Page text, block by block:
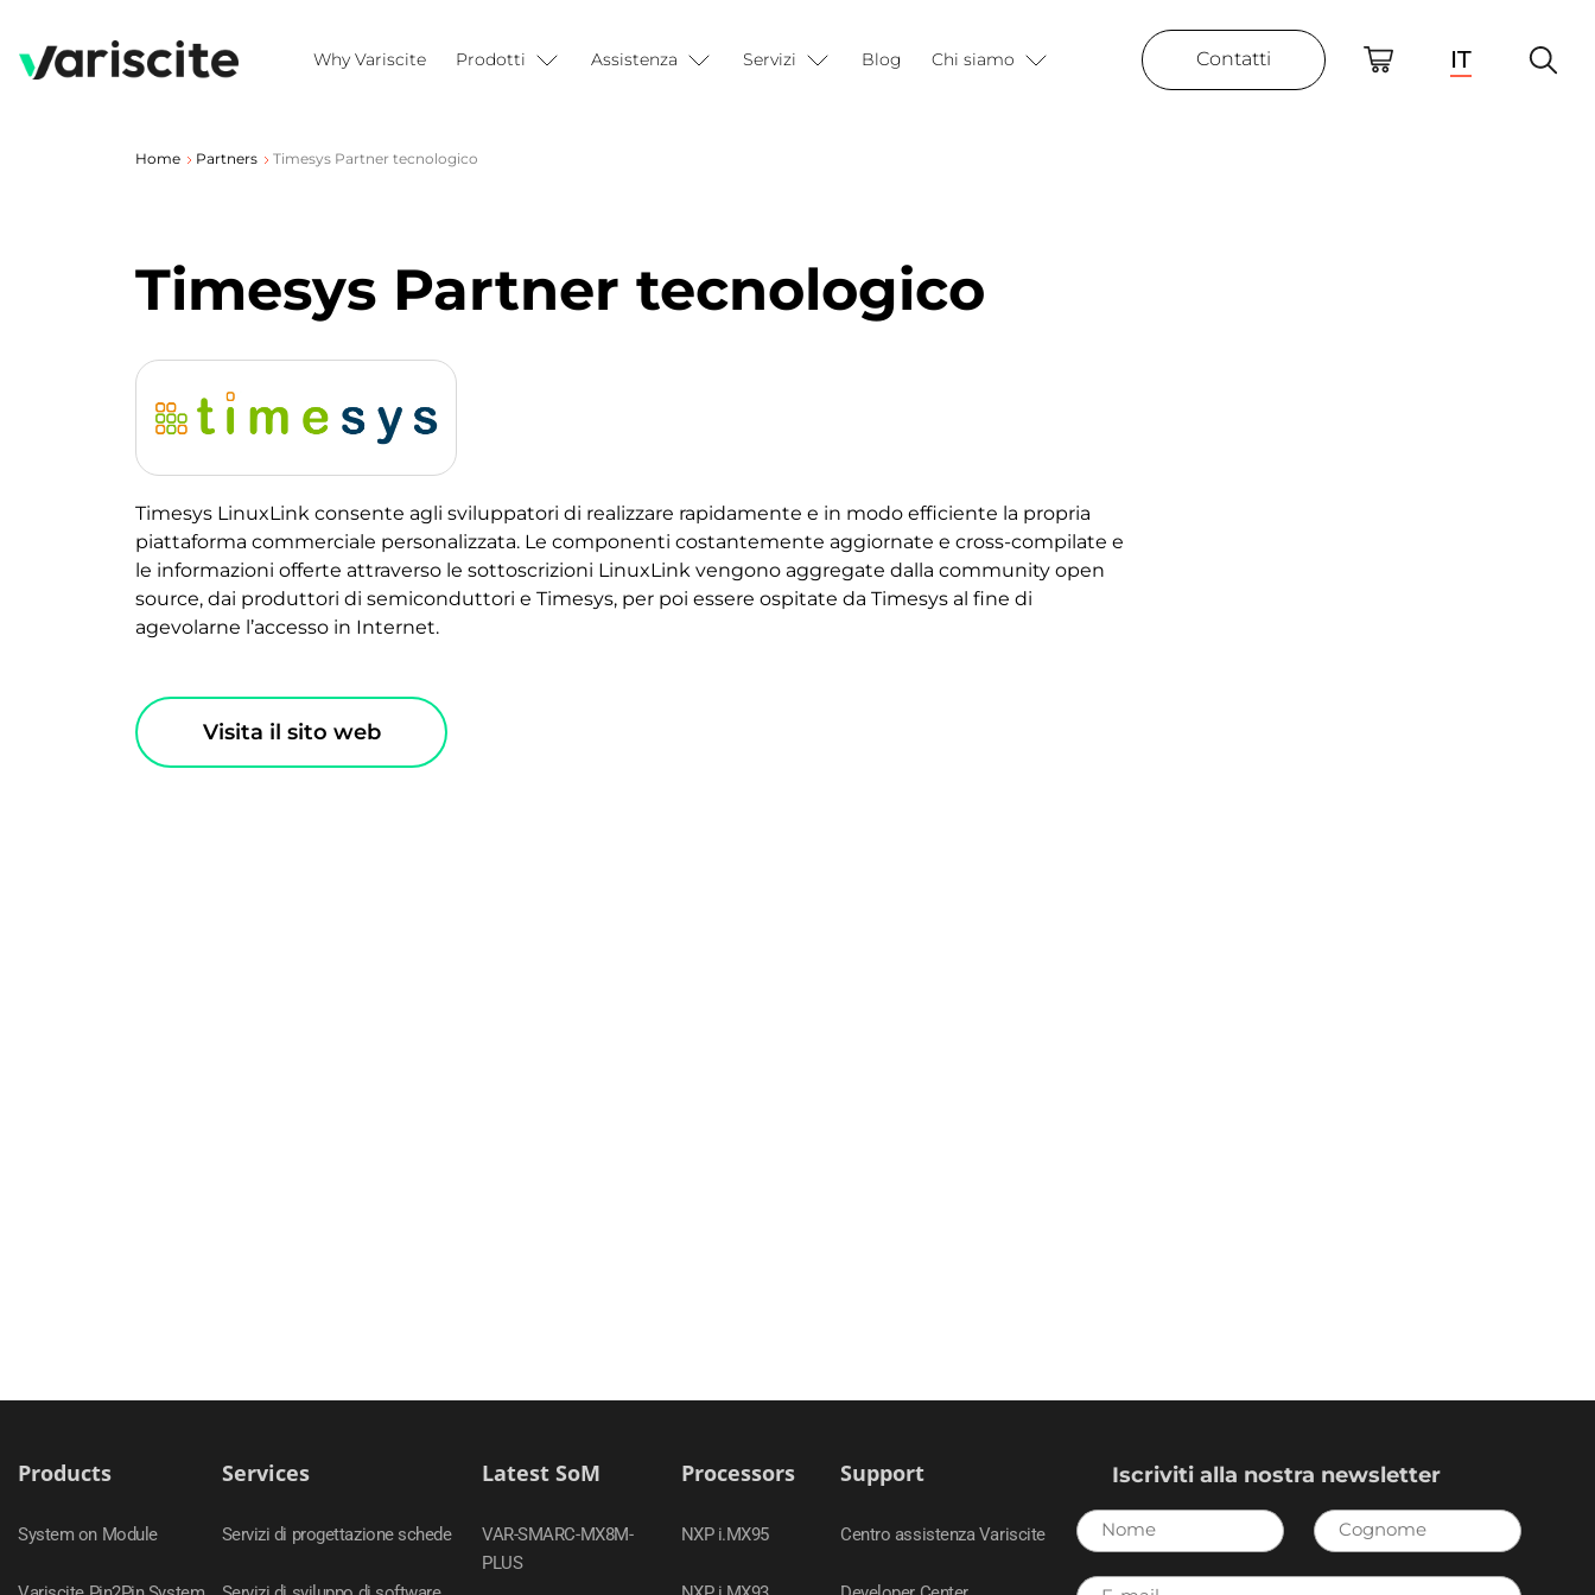
Why Variscite Prodotti Assistenza Servizi Blog Chi siamo Contatti IT
Home Partners Timesys Partner tecnologico
Timesys Partner tecnologico
Timesys LinuxLink consente agli sviluppatori di realizzare rapidamente e in modo efficiente la propria
piattaforma commerciale personalizzata. Le componenti costantemente aggiornate e cross-compilate e
le informazioni offerte attraverso le sottoscrizioni LinuxLink vengono aggregate dalla community open
source, dai produttori di semiconduttori e Timesys, per poi essere ospitate da Timesys al fine di
agevolarne l’accesso in Internet.
Visita il sito web
Products
System on Module
Services
Servizi di progettazione schede
Latest SoM
VAR-SMARC-MX8M-
PLUS
Processors
NXP i.MX95
Support
Centro assistenza Variscite
Iscriviti alla nostra newsletter
Nome Cognome
E-